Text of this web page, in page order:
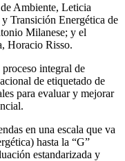
Ambiente, Leticia
Transición Energética de
Milanese; y el
Horacio Risso.
integral de
de etiquetado de
para evaluar y mejorar
en una escala que va
hasta la “G”
estandarizada y